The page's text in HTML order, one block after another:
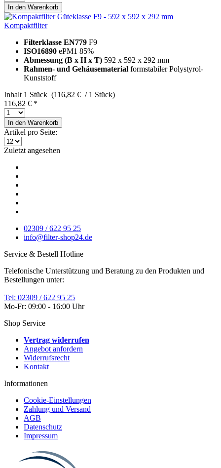
In den Warenkorb
Kompaktfilter
Filterklasse EN779 F9
ISO16890 ePM1 85%
Abmessung (B x H x T) 592 x 592 x 292 mm
Rahmen- und Gehäusematerial formstabiler Polystyrol-
Kunststoff
Inhalt 1 Stück (116,82 € / 1 Stück)
116,82 € *
In den Warenkorb
Artikel pro Seite:
Zuletzt angesehen
02309 / 622 95 25
info@filter-shop24.de
Service & Bestell Hotline
Telefonische Unterstützung und Beratung zu den Produkten und
Bestellungen unter:
Tel: 02309 / 622 95 25
Mo-Fr: 09:00 - 16:00 Uhr
Shop Service
Vertrag widerrufen
Angebot anfordern
Widerrufsrecht
Kontakt
Informationen
Cookie-Einstellungen
Zahlung und Versand
AGB
Datenschutz
Impressum